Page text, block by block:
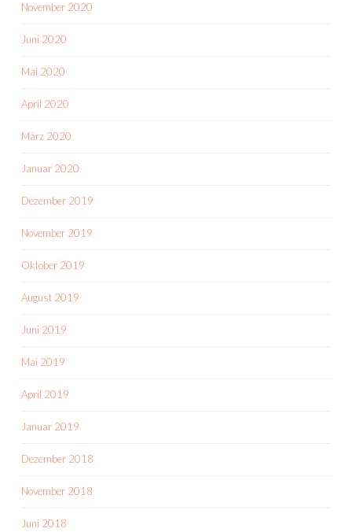
November 2020
Juni 2020
Mai 2020
April 2020
März 2020
Januar 2020
Dezember 2019
November 2019
Oktober 2019
August 2019
Juni 2019
Mai 2019
April 2019
Januar 2019
Dezember 2018
November 2018
Juni 2018